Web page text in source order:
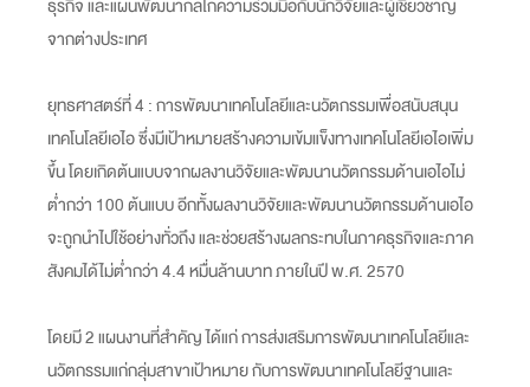
ธุรกิจ และแผนพัฒนากลไกความร่วมมือกับนักวิจัยและผู้เชี่ยวชาญ
จากต่างประเทศ
ยุทธศาสตร์ที่ 4 : การพัฒนาเทคโนโลยีและนวัตกรรมเพื่อสนับสนุน
เทคโนโลยีเอไอ ซึ่งมีเป้าหมายสร้างความเข้มแข็งทางเทคโนโลยีเอไอเพิ่ม
ขึ้น โดยเกิดต้นแบบจากผลงานวิจัยและพัฒนานวัตกรรมด้านเอไอไม่
ต่ำกว่า 100 ต้นแบบ อีกทั้งผลงานวิจัยและพัฒนานวัตกรรมด้านเอไอ
จะถูกนำไปใช้อย่างทั่วถึง และช่วยสร้างผลกระทบในภาคธุรกิจและภาค
สังคมได้ไม่ต่ำกว่า 4.4 หมื่นล้านบาท ภายในปี พ.ศ. 2570
โดยมี 2 แผนงานที่สำคัญ ได้แก่ การส่งเสริมการพัฒนาเทคโนโลยีและ
นวัตกรรมแก่กลุ่มสาขาเป้าหมาย กับการพัฒนาเทคโนโลยีฐานและ